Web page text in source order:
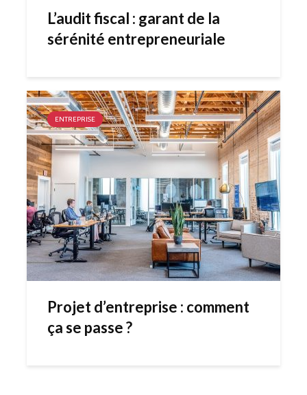
L’audit fiscal : garant de la
sérénité entrepreneuriale
ENTREPRISE
Projet d’entreprise : comment
ça se passe ?